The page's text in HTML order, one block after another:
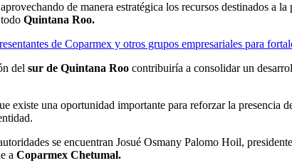
de manera estratégica los recursos destinados a
Quintana Roo.
de Coparmex y otros grupos empresariales para
del sur de Quintana Roo contribuiría a consolidar un
existe una oportunidad importante para reforzar la presencia
se encuentran Josué Osmany Palomo Hoil,
a Coparmex Chetumal.